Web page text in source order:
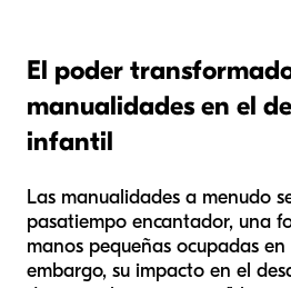
El poder
manualidades en el
infantil
Las manualidades a menudo
pasatiempo encantador, una
manos pequeñas ocupadas
embargo, su impacto en el